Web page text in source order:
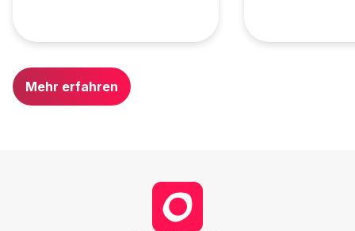
Mehr erfahren